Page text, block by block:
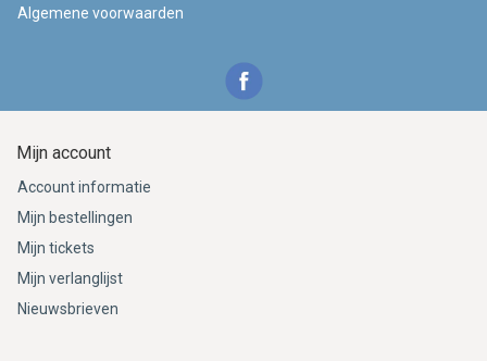
Algemene voorwaarden
Mijn account
Account informatie
Mijn bestellingen
Mijn tickets
Mijn verlanglijst
Nieuwsbrieven